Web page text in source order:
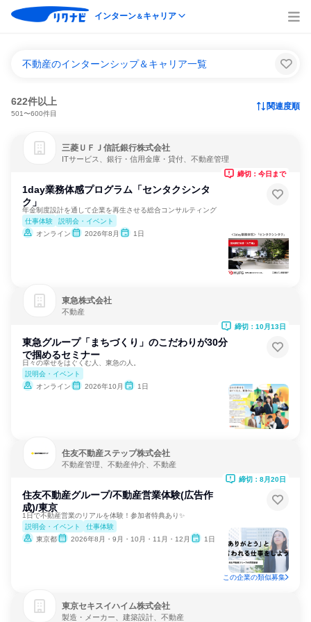
インターン＆キャリア
不動産のインターンシップ＆キャリア一覧
622件以上
501〜600件目
関連度順
三菱ＵＦＪ信託銀行株式会社
ITサービス、銀行・信用金庫・貸付、不動産管理
1day業務体感プログラム「センタクシンタ
ク」
年金制度設計を通して企業を再生させる総合コンサルティング
仕事体験
説明会・イベント
オンライン
2026年8月 1日
締切：今日まで
東急株式会社
不動産
東急グループ「まちづくり」のこだわりが30分
で掴めるセミナー
日々の幸せをはぐくむ人、東急の人。
説明会・イベント
オンライン
2026年10月 1日
締切：10月13日
住友不動産ステップ株式会社
不動産管理、不動産仲介、不動産
住友不動産グループ/不動産営業体験(広告作
成)/東京
1日で不動産営業のリアルを体験！参加者特典あり✨
説明会・イベント
仕事体験
東京都
2026年8月・9月・10月・11月・12月 1日
締切：8月20日
この企業の類似募集
東京セキスイハイム株式会社
製造・メーカー、建築設計、不動産